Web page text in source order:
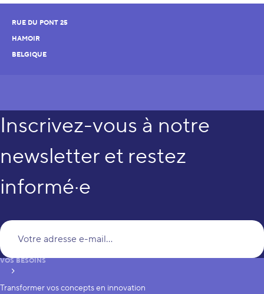
RUE DU PONT 25
HAMOIR
BELGIQUE
Inscrivez-vous à notre
newsletter et restez
informé·e
S’inscrire
VOS BESOINS
Transformer vos concepts en innovation